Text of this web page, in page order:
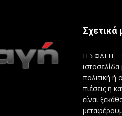
Σχετικά
Η ΣΦΑΓΗ –
πολιτική ή
πιέσεις ή
είναι